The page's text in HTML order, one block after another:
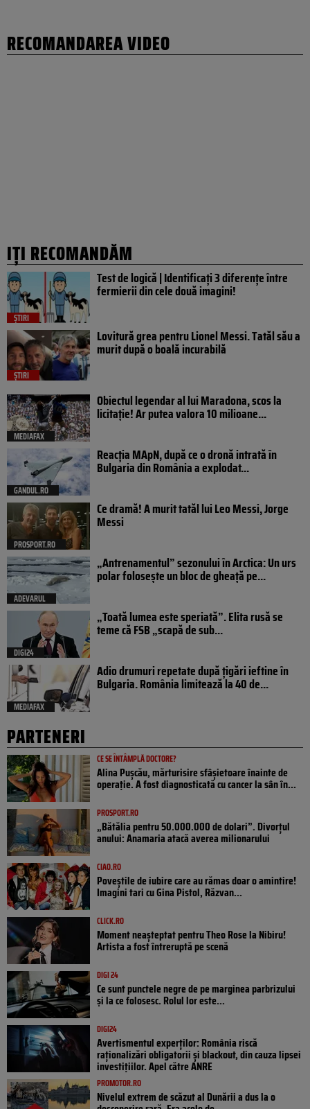
RECOMANDAREA VIDEO
IȚI RECOMANDĂM
ȘTIRI
Test de logică | Identificați 3 diferențe între
fermierii din cele două imagini!
ȘTIRI
Lovitură grea pentru Lionel Messi. Tatăl său a
murit după o boală incurabilă
MEDIAFAX
Obiectul legendar al lui Maradona, scos la
licitație! Ar putea valora 10 milioane...
GANDUL.RO
Reacția MApN, după ce o dronă intrată în
Bulgaria din România a explodat...
PROSPORT.RO
Ce dramă! A murit tatăl lui Leo Messi, Jorge
Messi
ADEVARUL
„Antrenamentul” sezonului în Arctica: Un urs
polar folosește un bloc de gheață pe...
DIGI24
„Toată lumea este speriată”. Elita rusă se
teme că FSB „scapă de sub...
MEDIAFAX
Adio drumuri repetate după țigări ieftine în
Bulgaria. România limitează la 40 de...
PARTENERI
CE SE ÎNTÂMPLĂ DOCTORE?
Alina Pușcău, mărturisire sfâșietoare înainte de
operație. A fost diagnosticată cu cancer la sân în...
PROSPORT.RO
„Bătălia pentru 50.000.000 de dolari”. Divorțul
anului: Anamaria atacă averea milionarului
CIAO.RO
Poveştile de iubire care au rămas doar o amintire!
Imagini tari cu Gina Pistol, Răzvan...
CLICK.RO
Moment neașteptat pentru Theo Rose la Nibiru!
Artista a fost întreruptă pe scenă
DIGI 24
Ce sunt punctele negre de pe marginea parbrizului
și la ce folosesc. Rolul lor este...
DIGI24
Avertismentul experților: România riscă
raționalizări obligatorii și blackout, din cauza lipsei
investițiilor. Apel către ANRE
PROMOTOR.RO
Nivelul extrem de scăzut al Dunării a dus la o